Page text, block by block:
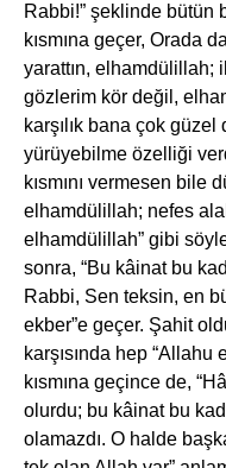
Rabbi!” şeklinde bütün
kısmına geçer, Orada
yarattın, elhamdülillah;
gözlerim kör değil,
karşılık bana çok
yürüyebilme özelliği
kısmını vermesen bile
elhamdülillah; nefes
elhamdülillah” gibi
sonra, “Bu kâinat bu
Rabbi, Sen teksin, en
ekber”e geçer. Şahit
karşısında hep “Allahu
kısmına geçince de,
olurdu; bu kâinat bu
olamazdı. O halde